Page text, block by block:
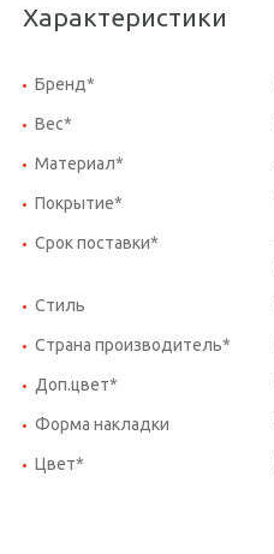
Характеристики
Бренд*
Вес*
Материал*
Покрытие*
Срок поставки*
Стиль
Страна производитель*
Доп.цвет*
Форма накладки
Цвет*